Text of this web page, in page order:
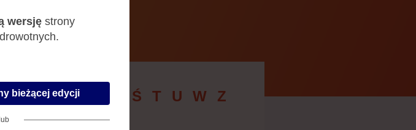
M N O P Ś T U W Z
wersję strony
bieżącej edycji